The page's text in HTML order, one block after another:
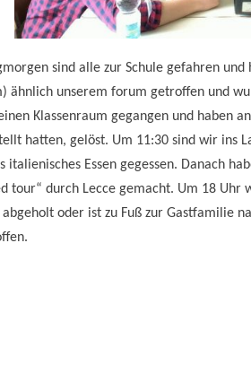
sind alle zur Schule gefahren
ähnlich unserem forum getroffen und
Klassenraum gegangen und haben
hatten, gelöst. Um 11:30 sind wir ins
italienisches Essen gegessen. Danach
tour“ durch Lecce gemacht. Um 18
oder ist zu Fuß zur Gastfamilie